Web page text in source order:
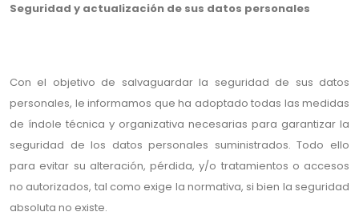
Seguridad y actualización de sus datos personales
Con el objetivo de salvaguardar la seguridad de sus datos
personales, le informamos que ha adoptado todas las medidas
de índole técnica y organizativa necesarias para garantizar la
seguridad de los datos personales suministrados. Todo ello
para evitar su alteración, pérdida, y/o tratamientos o accesos
no autorizados, tal como exige la normativa, si bien la seguridad
absoluta no existe.